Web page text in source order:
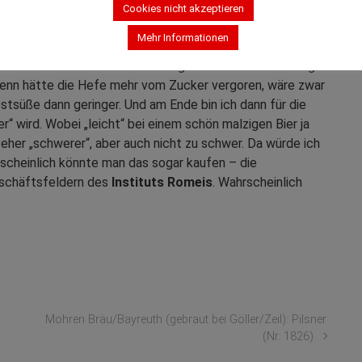
Märzen
. Geschmacklich ist die schöne Malzaromatik
Kakao und Schokoladennoten finde ich auch
in den Abgang hineinzieht. Auch da hat man eher eine
Auch die feine Restsüße gefiel mir – und die hängt
hätte die Hefe mehr vom Zucker vergoren, wäre zwar
dann geringer. Und am Ende bin ich dann für die
wird. Wobei „leicht“ bei einem schön malzigen Bier ja
„schwerer“, aber auch nicht zu schwer. Da würde ich
könnte man das sogar kaufen – die
des Instituts Romeis. Wahrscheinlich
Mohren Bräu/Bayreuth (gebraut bei Göller/Zeil): Pilsner
(Nr. 1826)
Cookies nicht akzeptieren
Mehr Informationen